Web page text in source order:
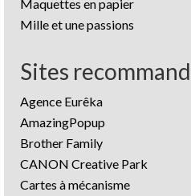
Maquettes en papier
Mille et une passions
Sites
Agence Eurêka
AmazingPopup
Brother Family
CANON Creative Park
Cartes à mécanisme